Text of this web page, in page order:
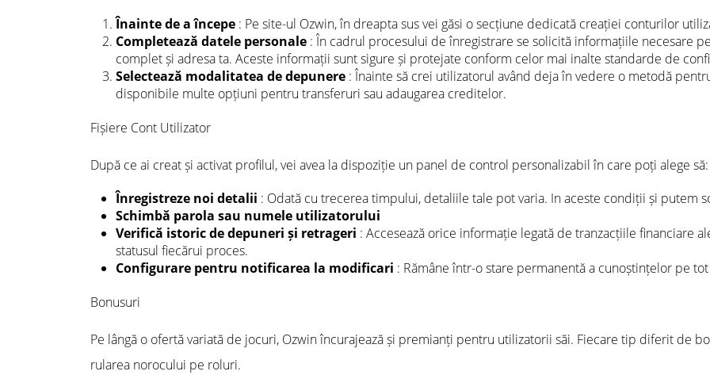
Înainte de a începe : Pe site-ul Ozwin, în dreapta sus vei găsi o secțiune dedicată creației conturilor
Completează datele personale : În cadrul procesului de înregistrare se solicită informațiile necesare
complet și adresa ta. Aceste informații sunt sigure și protejate conform celor mai inalte standarde de
Selectează modalitatea de depunere : Înainte să crei utilizatorul având deja în vedere o metodă
disponibile multe opțiuni pentru transferuri sau adaugarea creditelor.
Fișiere Cont Utilizator
După ce ai creat și activat profilul, vei avea la dispoziție un panel de control personalizabil în care poți alege să:
Înregistreze noi detalii : Odată cu trecerea timpului, detaliile tale pot varia. In aceste condiții și putem
Schimbă parola sau numele utilizatorului
Verifică istoric de depuneri și retrageri : Accesează orice informație legată de tranzacțiile financiare
statusul fiecărui proces.
Configurare pentru notificarea la modificari : Rămâne într-o stare permanentă a cunoștințelor pe
Bonusuri
Pe lângă o ofertă variată de jocuri, Ozwin încurajează și premianți pentru utilizatorii săi. Fiecare tip diferit de
rularea norocului pe roluri.